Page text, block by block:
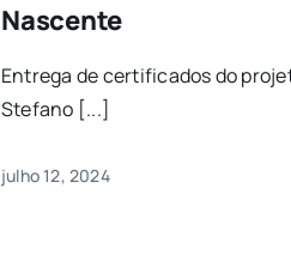
Nascente
Entrega de certificados do
Stefano [...]
julho 12, 2024